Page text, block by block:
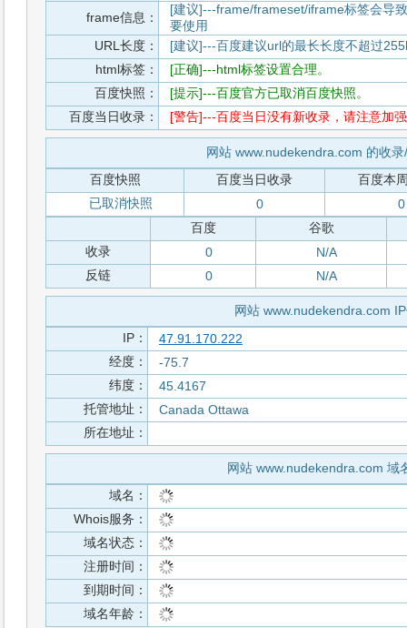
frame信息：
[建议]---frame/frameset/iframe标签会导
要使用
URL长度：
[建议]---百度建议url的最长长度不超过
html标签：
[正确]---html标签设置合理。
百度快照：
[提示]---百度官方已取消百度快照。
百度当日收录：
[警告]---百度当日没有新收录，请注意加
网站 www.nudekendra.com 的收
百度快照
百度当日收录
百度本
已取消快照
0
0
百度
谷歌
收录
0
N/A
反链
0 N/A
网站 www.nudekendra.com
IP：
47.91.170.222
经度：
-75.7
纬度：
45.4167
托管地址：
Canada Ottawa
所在地址：
网站 www.nudekendra.com 域
域名：
Whois服务：
域名状态：
注册时间：
到期时间：
域名年龄：